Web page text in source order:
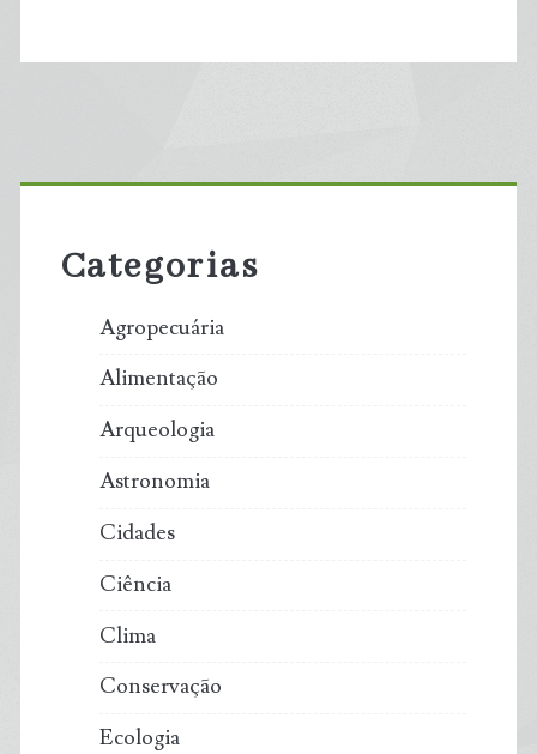
Primary
Sidebar
Categorias
Agropecuária
Alimentação
Arqueologia
Astronomia
Cidades
Ciência
Clima
Conservação
Ecologia